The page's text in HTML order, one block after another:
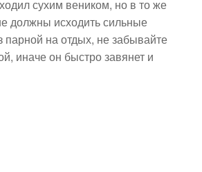
сухим веником, но в то же
должны исходить сильные
парной на отдых, не забывайте
иначе он быстро завянет и